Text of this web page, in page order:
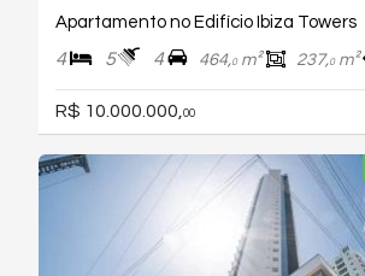
Apartamento no Edifício Ibiza Towers
4 5 4 464,0m² 237,0m²
R$ 10.000.000, 00